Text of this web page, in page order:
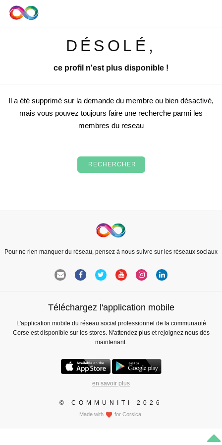
DÉSOLÉ,
ce profil n'est plus disponible !
Il a été supprimé sur la demande du membre ou bien désactivé,
mais vous pouvez toujours faire une recherche parmi les
membres du reseau
RECHERCHER
Pour ne rien manquer du réseau, pensez à nous suivre sur les réseaux sociaux
Téléchargez l'application mobile
L'application mobile du réseau social professionnel de la communauté
Corse est disponible sur les stores. N'attendez plus et rejoignez nous dès
maintenant.
en savoir plus
© COMMUNITI 2026
Made with for Corsica.